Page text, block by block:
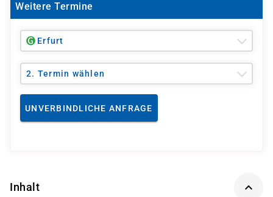
Weitere Termine
Erfurt
2. Termin wählen
UNVERBINDLICHE ANFRAGE
Inhalt